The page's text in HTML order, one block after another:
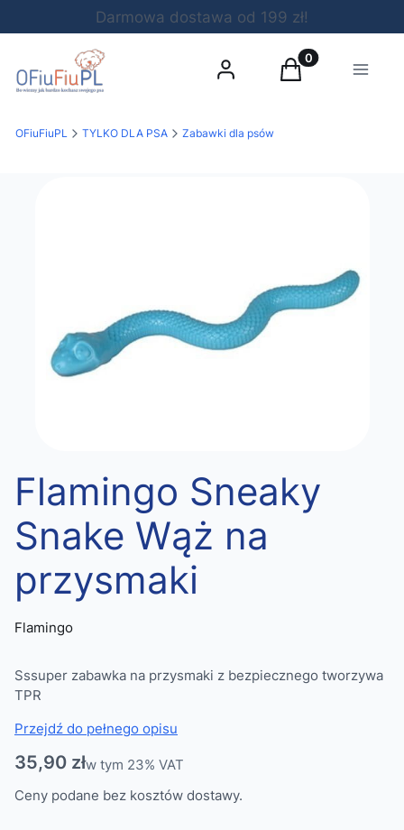
Darmowa dostawa od 199 zł!
Zaloguj sięProdukty w
Koszyk Menu
OFiuFiuPL TYLKO DLA PSA Zabawki dla psów
Flamingo Sneaky
Snake Wąż na
przysmaki
Flamingo
Sssuper zabawka na przysmaki z bezpiecznego tworzywa
TPR
Przejdź do pełnego opisu
Cena
35,90 złw tym 23% VAT
w tym 23% VAT
Ceny podane bez kosztów dostawy.